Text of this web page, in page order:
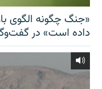
«جنگ چگونه الگوی
داده است» در